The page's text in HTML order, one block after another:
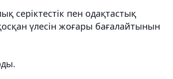
серіктестік пен одақтастық
үлесін жоғары бағалайтынын